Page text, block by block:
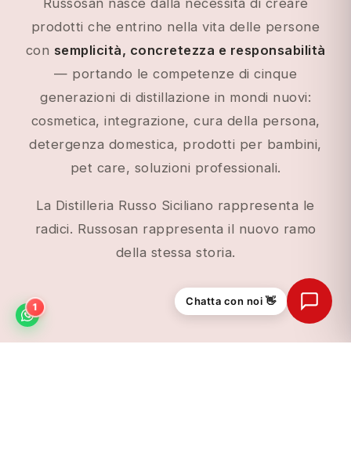
Russosan nasce dalla necessità di creare
prodotti che entrino nella vita delle persone
con semplicità, concretezza e responsabilità
— portando le competenze di cinque
generazioni di distillazione in mondi nuovi:
cosmetica, integrazione, cura della persona,
detergenza domestica, prodotti per bambini,
pet care, soluzioni professionali.
La Distilleria Russo Siciliano rappresenta le
radici. Russosan rappresenta il nuovo ramo
della stessa storia.
1 Chatta con noi 👋